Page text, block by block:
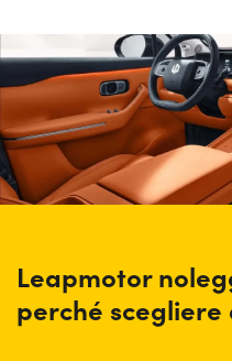
contratto di noleggio
scegliendo tra offerte
e servizi. Sia che si tratti
termine privati, o
rappresenta un’opzione
in continuo movimento
Leapmotor
perché